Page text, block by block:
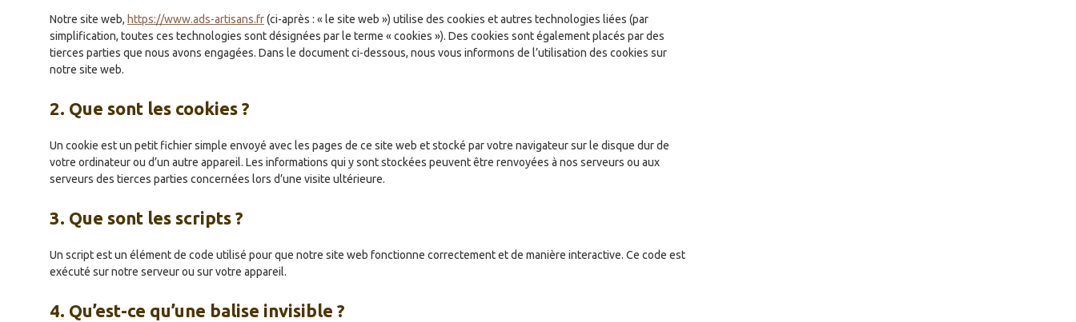
Notre site web, https://www.ads-artisans.fr(ci-après : « le site web ») utilise des cookies et autres technologies liées (par
simplification, toutes ces technologies sont désignées par le terme « cookies »). Des cookies sont également placés par des
tierces parties que nous avons engagées. Dans le document ci-dessous, nous vous informons de l’utilisation des cookies sur
notre site web.
2. Que sont les cookies ?
Un cookie est un petit fichier simple envoyé avec les pages de ce site web et stocké par votre navigateur sur le disque dur de
votre ordinateur ou d’un autre appareil. Les informations qui y sont stockées peuvent être renvoyées à nos serveurs ou aux
serveurs des tierces parties concernées lors d’une visite ultérieure.
3. Que sont les scripts ?
Un script est un élément de code utilisé pour que notre site web fonctionne correctement et de manière interactive. Ce code est
exécuté sur notre serveur ou sur votre appareil.
4. Qu’est-ce qu’une balise invisible ?